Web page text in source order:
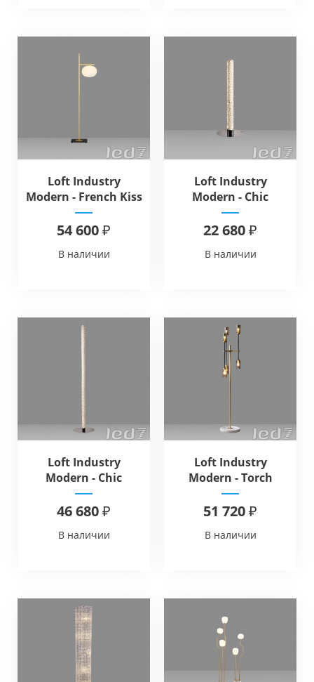
Loft Industry
Modern - French Kiss
Floor
54 600 ₽
В наличии
Loft Industry
Modern - Chic
Diamonds Table
22 680 ₽
В наличии
Loft Industry
Modern - Chic
Diamonds Floor
46 680 ₽
В наличии
Loft Industry
Modern - Torch
Magic Floor
51 720 ₽
В наличии